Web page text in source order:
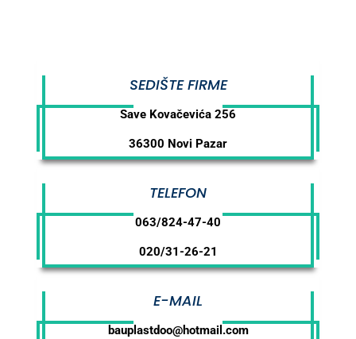
SEDIŠTE FIRME
Save Kovačevića 256
36300 Novi Pazar
TELEFON
063/824-47-40
020/31-26-21
E-MAIL
bauplastdoo@hotmail.com